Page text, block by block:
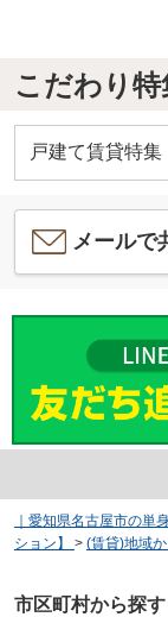
こだわり特
戸建て賃貸特集
メールで
｜愛知県名古屋市の単
ション】
> (賃貸)地域
市区町村から探す